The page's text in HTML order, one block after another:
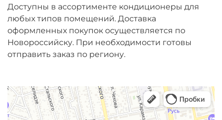
Доступны в ассортименте кондиционеры для
любых типов помещений. Доставка
оформленных покупок осуществляется по
Новороссийску. При необходимости готовы
отправить заказ по региону.